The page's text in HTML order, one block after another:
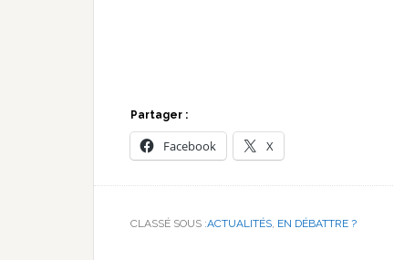
Partager :
Facebook X
CLASSÉ SOUS :ACTUALITÉS, EN DÉBATTRE ?